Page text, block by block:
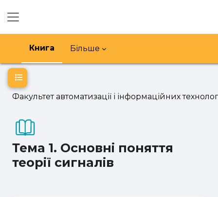
Книга Більше
Факультет автоматизації і інформаційних
Тема 1. Основні поняття
теорії сигналів
Відкритий покажчик курсу